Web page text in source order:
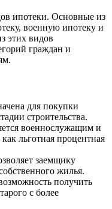
ипотеки. Основные из
военную ипотеку и
этих видов
граждан и
для покупки
строительства.
военнослужащим и
льготная процентная
заемщику
жилья.
получить
с более